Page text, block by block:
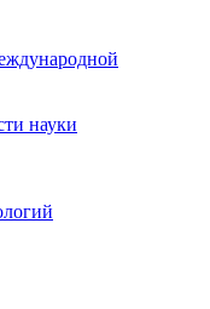
науки